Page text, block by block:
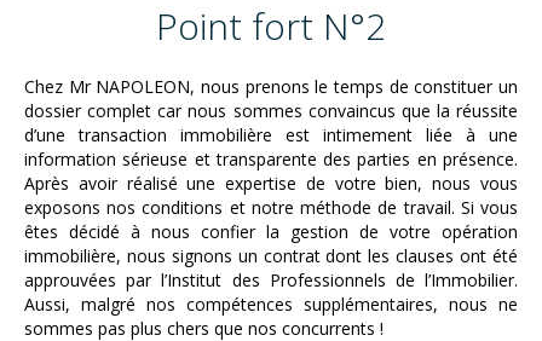
Point fort N°2
Chez Mr NAPOLEON, nous prenons le temps de constituer un
dossier complet car nous sommes convaincus que la réussite
d’une transaction immobilière est intimement liée à une
information sérieuse et transparente des parties en présence.
Après avoir réalisé une expertise de votre bien, nous vous
exposons nos conditions et notre méthode de travail. Si vous
êtes décidé à nous confier la gestion de votre opération
immobilière, nous signons un contrat dont les clauses ont été
approuvées par l’Institut des Professionnels de l’Immobilier.
Aussi, malgré nos compétences supplémentaires, nous ne
sommes pas plus chers que nos concurrents !